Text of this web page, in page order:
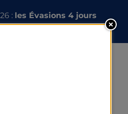
: les Évasions 4 jours